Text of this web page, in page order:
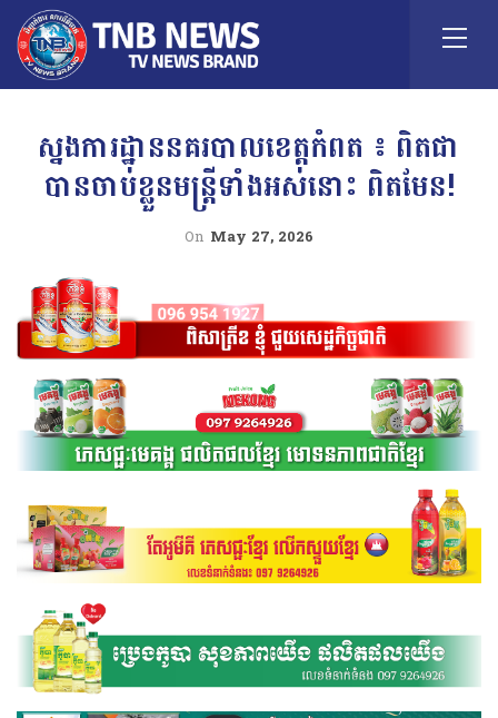
ស្នងការដ្ឋាននគរបាលខេត្តកំពត ៖ ពិតជា
បានចាប់ខ្លួនមន្ត្រីទាំងអស់នោះ ពិតមែន!
On May 27, 2026